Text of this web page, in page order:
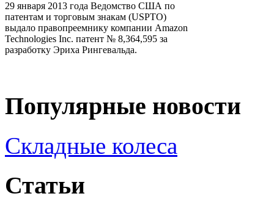
29 января 2013 года Ведомство США по
патентам и торговым знакам (USPTO)
выдало правопреемнику компании Amazon
Technologies Inc. патент № 8,364,595 за
разработку Эриха Рингевальда.
Популярные новости
Складные колеса
Статьи